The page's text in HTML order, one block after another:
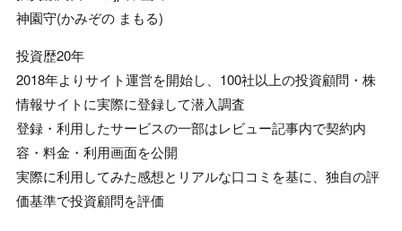
神園守(かみぞの まもる)
投資歴20年
2018年よりサイト運営を開始し、100社以上の投資顧問・株
情報サイトに実際に登録して潜入調査
登録・利用したサービスの一部はレビュー記事内で契約内
容・料金・利用画面を公開
実際に利用してみた感想とリアルな口コミを基に、独自の評
価基準で投資顧問を評価